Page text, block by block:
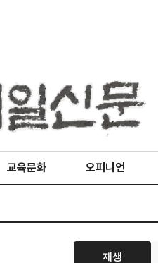
교육문화 오피니언
재생